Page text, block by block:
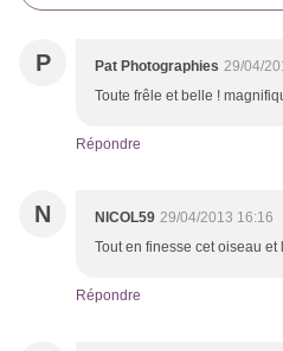
P Pat Photographies 29/04/
Toute frêle et belle !
Répondre
N NICOL59 29/04/2013 16:16
Tout en finesse cet oiseau et
Répondre